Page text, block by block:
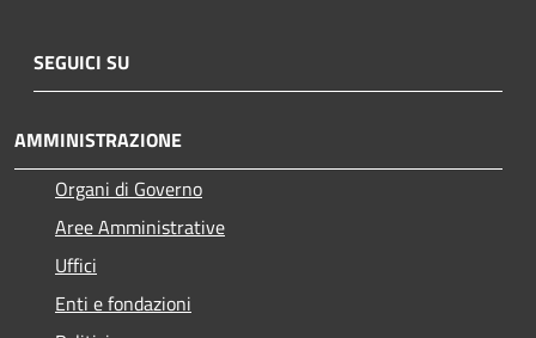
SEGUICI SU
AMMINISTRAZIONE
Organi di Governo
Aree Amministrative
Uffici
Enti e fondazioni